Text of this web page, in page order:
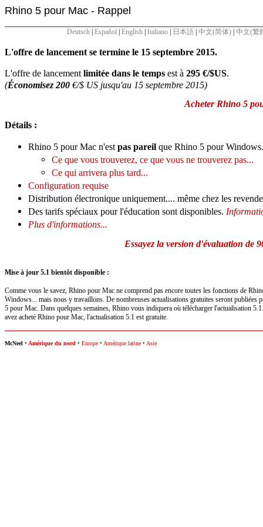
Rhino 5 pour Mac - Rappel
Deutsch Español English Italiano 日本語 中文(简体) 中文(繁
L'offre de lancement se termine le 15 septembre 2015.
L'offre de lancementlimitée dans le temps est à 295 €/$US.
(Économisez 200 €/$ US jusqu'au 15 septembre 2015)
Acheter Rhino 5
Détails :
Rhino 5 pour Mac n'estpas pareil que Rhino 5 pour Windows.
Ce que vous trouverez, ce que vous ne trouverez pas...
Ce qui arrivera plus tard...
Configuration requise
Distribution électronique uniquement.... même chez les
Des tarifs spéciaux pour l'éducation sont disponibles.
Plus d'informations...
Essayez la version d'évaluation de
Mise à jour 5.1 bientôt disponible :
Comme vous le savez, Rhino pour Mac ne comprend pas encore toutes les fonctions de
Windows... mais nous y travaillons. De nombreuses actualisations gratuites seront publiées
5 pour Mac. Dans quelques semaines, Rhino vous indiquera où télécharger l'actualisation
avez acheté Rhino pour Mac, l'actualisation 5.1 est gratuite.
McNeel • Amérique du nord • Europe • Amérique latine • Asie